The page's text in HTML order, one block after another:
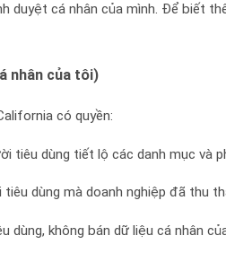
duyệt cá nhân của mình. Để biết
nhân của tôi)
có quyền:
tiêu dùng tiết lộ các danh mục và
dùng mà doanh nghiệp đã thu
dùng, không bán dữ liệu cá nhân